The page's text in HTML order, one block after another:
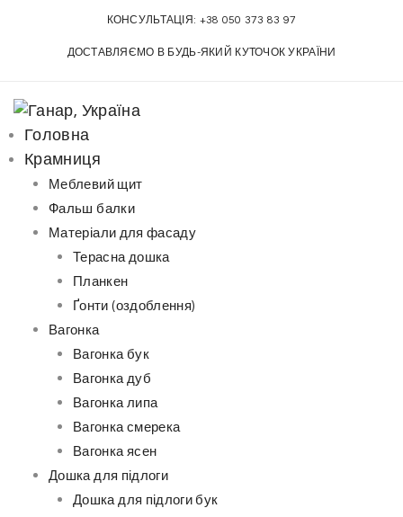
o
c
КОНСУЛЬТАЦІЯ: +38 050 373 83 97
ДОСТАВЛЯЄМО В БУДЬ-ЯКИЙ КУТОЧОК УКРАЇНИ
Головна
Крамниця
Меблевий щит
Фальш балки
Матеріали для фасаду
Терасна дошка
Планкен
Ґонти (оздоблення)
Вагонка
Вагонка бук
Вагонка дуб
Вагонка липа
Вагонка смерека
Вагонка ясен
Дошка для підлоги
Дошка для підлоги бук